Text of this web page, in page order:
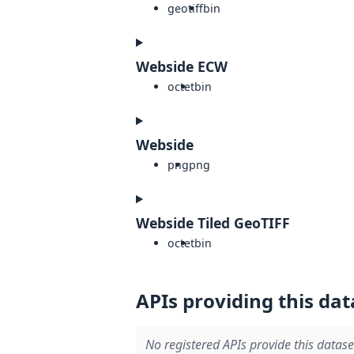
geotiffbin
Webside ECW
octetbin
Webside
pngpng
Webside Tiled GeoTIFF
octetbin
APIs providing this
No registered APIs provide this